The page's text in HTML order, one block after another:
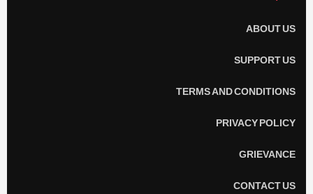
ABOUT US
SUPPORT US
TERMS AND CONDITIONS
PRIVACY POLICY
GRIEVANCE
CONTACT US